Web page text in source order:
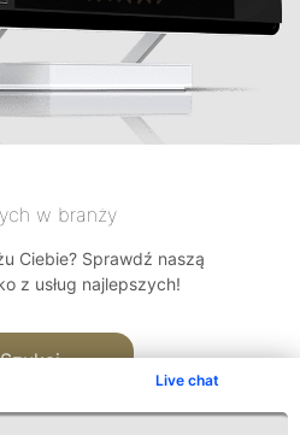
Live chat
w branży
Ciebie? Sprawdź naszą
z usług najlepszych!
Szukaj